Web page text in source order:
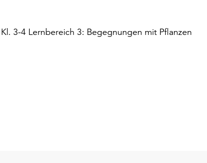
3-4 Lernbereich 3: Begegnungen mit Pflanzen